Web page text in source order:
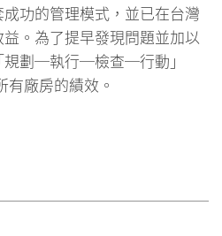
功的管理模式，並已在台灣
。為了提早發現問題並加以
規劃─執行─檢查─行動」
有廠房的績效。